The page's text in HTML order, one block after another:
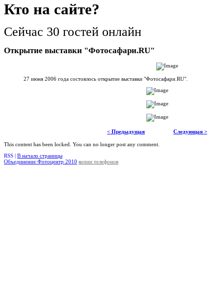
Кто на сайте?
Сейчас 30 гостей онлайн
Открытие выставки "Фотосафари.RU"
27 июня 2006 года состоялось открытие выставки "Фотосафари.RU".
< Предыдущая Следующая >
This content has been locked. You can no longer post any comment.
RSS | В начало страницы
Объединение Фотоцентр 2010 копии телефонов